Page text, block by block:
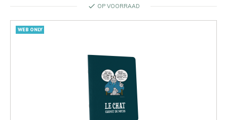
check OP VOORRAAD
WEB ONLY